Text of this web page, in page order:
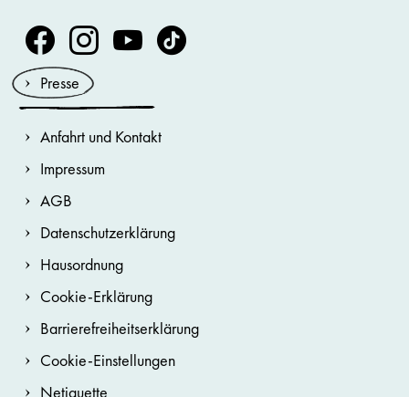
Volksoper Facebook
Volksoper Instagram
Volksoper Youtube
Volksoper TikTok
Presse
Anfahrt und Kontakt
Impressum
AGB
Datenschutzerklärung
Hausordnung
Cookie-Erklärung
Barrierefreiheitserklärung
Cookie-Einstellungen
Netiquette